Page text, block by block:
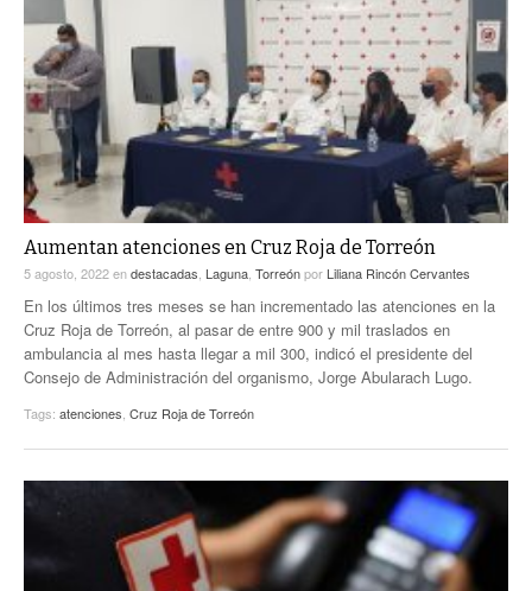
Aumentan atenciones en Cruz Roja de Torreón
5 agosto, 2022endestacadas, Laguna, Torreónpor Liliana Rincón Cervantes
En los últimos tres meses se han incrementado las atenciones en la
Cruz Roja de Torreón, al pasar de entre 900 y mil traslados en
ambulancia al mes hasta llegar a mil 300, indicó el presidente del
Consejo de Administración del organismo, Jorge Abularach Lugo.
Tags: atenciones, Cruz Roja de Torreón